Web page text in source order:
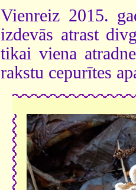
Vienreiz 2015.
izdevās atrast
tikai viena
rakstu cepurītes